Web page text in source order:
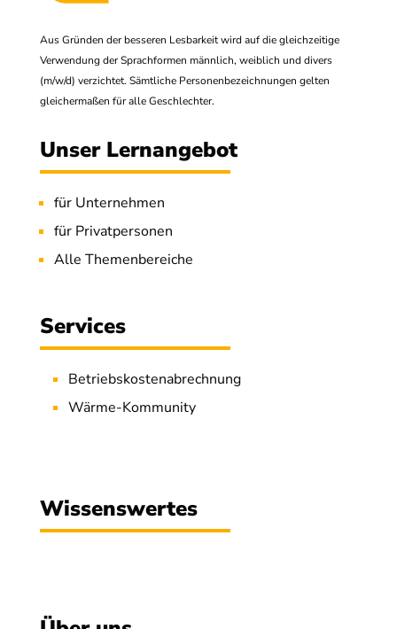
Aus Gründen der besseren Lesbarkeit wird auf die gleichzeitige
Verwendung der Sprachformen männlich, weiblich und divers
(m/w/d) verzichtet. Sämtliche Personenbezeichnungen gelten
gleichermaßen für alle Geschlechter.
Unser Lernangebot
für Unternehmen
für Privatpersonen
Alle Themenbereiche
Services
Betriebskostenabrechnung
Wärme-Kommunity
Wissenswertes